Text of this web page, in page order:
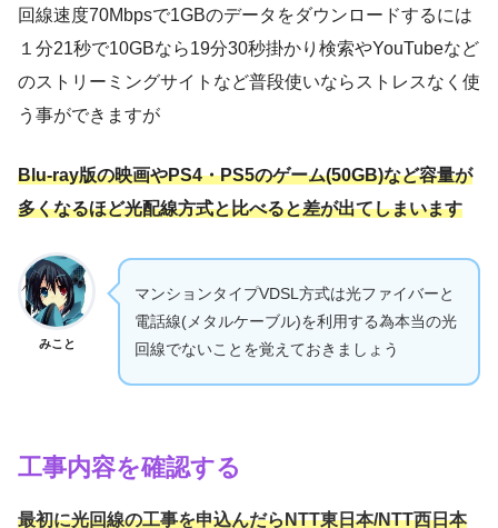
回線速度70Mbpsで1GBのデータをダウンロードするには
１分21秒で10GBなら19分30秒掛かり検索やYouTubeなど
のストリーミングサイトなど普段使いならストレスなく使
う事ができますが
Blu-ray版の映画やPS4・PS5のゲーム(50GB)など容量が
多くなるほど光配線方式と比べると差が出てしまいます
みこと
マンションタイプVDSL方式は光ファイバーと
電話線(メタルケーブル)を利用する為本当の光
回線でないことを覚えておきましょう
工事内容を確認する
最初に光回線の工事を申込んだらNTT東日本/NTT西日本